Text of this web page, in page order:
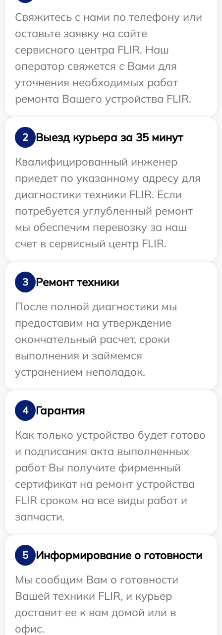
Свяжитесь с нами по телефону или
оставьте заявку на сайте
сервисного центра FLIR. Наш
оператор свяжется с Вами для
уточнения необходимых работ
ремонта Вашего устройства FLIR.
2
Выезд курьера за 35 минут
Квалифицированный инженер
приедет по указанному адресу для
диагностики техники FLIR. Если
потребуется углубленный ремонт
мы обеспечим перевозку за наш
счет в сервисный центр FLIR.
3
Ремонт техники
После полной диагностики мы
предоставим на утверждение
окончательный расчет, сроки
выполнения и займемся
устранением неполадок.
4
Гарантия
Как только устройство будет готово
и подписания акта выполненных
работ Вы получите фирменный
сертификат на ремонт устройства
FLIR сроком на все виды работ и
запчасти.
5
Информирование о готовности
Мы сообщим Вам о готовности
Вашей техники FLIR, и курьер
доставит ее к вам домой или в
офис.